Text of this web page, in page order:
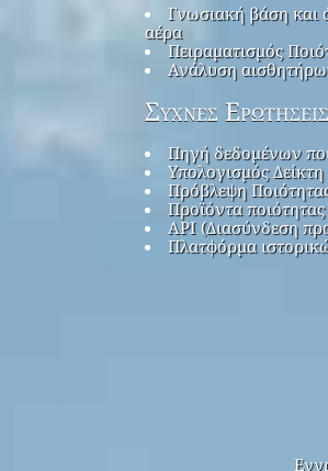
Γνωσιακή βάση και
αέρα
Πειραματισμός
Ανάλυση
Συχνές Ερωτήσεις
Πηγή δεδομένων
Υπολογισμός
Πρόβλεψη
Προϊόντα
API (Διασύνδεση
Πλατφόρμα